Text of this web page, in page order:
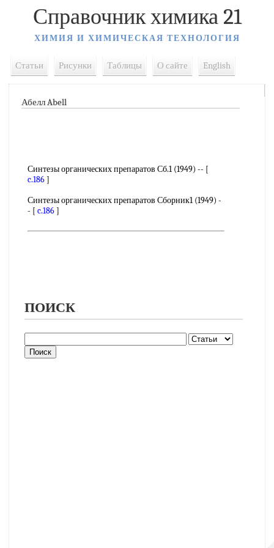
Справочник химика 21
ХИМИЯ И ХИМИЧЕСКАЯ ТЕХНОЛОГИЯ
Статьи Рисунки Таблицы О сайте English
Абелл Abell
Синтезы органических препаратов Сб.1 (1949) -- [
c.186]
Синтезы органических препаратов Сборник1 (1949) -
- [ c.186]
ПОИСК